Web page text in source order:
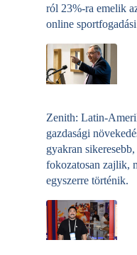
ról 23%-ra emelik
online
Zenith: Latin-
gazdasági
gyakran sikeresebb,
fokozatosan zajlik,
egyszerre történik.